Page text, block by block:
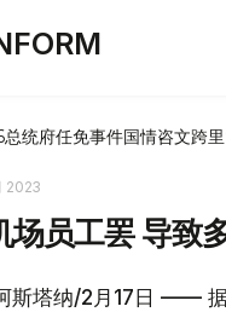
总统府任免事件国情咨文跨
2023
场员工罢 导致
斯塔纳/2月17日 ——